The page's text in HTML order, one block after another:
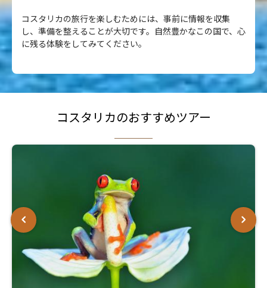
コスタリカの旅行を楽しむためには、事前に情報を収集
し、準備を整えることが大切です。自然豊かなこの国で、心
に残る体験をしてみてください。
コスタリカのおすすめツアー